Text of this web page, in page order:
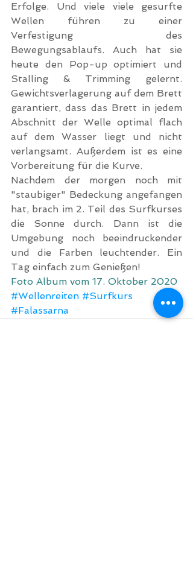
Erfolge. Und viele viele gesurfte
Wellen führen zu einer
Verfestigung des
Bewegungsablaufs. Auch hat sie
heute den Pop-up optimiert und
Stalling & Trimming gelernt.
Gewichtsverlagerung auf dem Brett
garantiert, dass das Brett in jedem
Abschnitt der Welle optimal flach
auf dem Wasser liegt und nicht
verlangsamt. Außerdem ist es eine
Vorbereitung für die Kurve.
Nachdem der morgen noch mit
"staubiger" Bedeckung angefangen
hat, brach im 2. Teil des Surfkurses
die Sonne durch. Dann ist die
Umgebung noch beeindruckender
und die Farben leuchtender. Ein
Tag einfach zum Genießen!
Foto Album vom 17. Oktober 2020
#Wellenreiten #Surfkurs
#Falassarna